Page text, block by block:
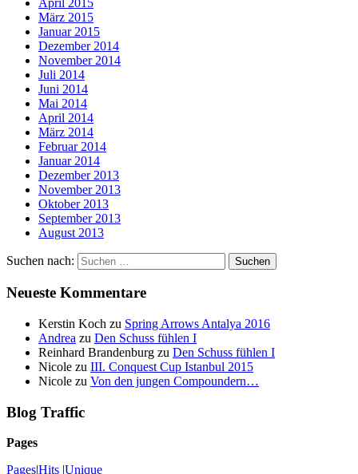
März 2015
Januar 2015
Dezember 2014
November 2014
Juli 2014
Juni 2014
Mai 2014
April 2014
März 2014
Februar 2014
Januar 2014
Dezember 2013
November 2013
Oktober 2013
September 2013
August 2013
Suchen nach:
Neueste Kommentare
Kerstin Koch zu Spring Arrows Antalya 2016
Andrea zu Den Schuss fühlen I
Reinhard Brandenburg zu Den Schuss fühlen I
Nicole zu III. Conquest Cup Istanbul 2015
Nicole zu Von den jungen Compoundern…
Blog Traffic
Pages
PagesHits Unique